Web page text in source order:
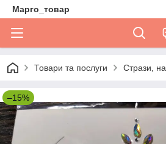
Марго_товар
Товари та послуги Стрази,
–15%